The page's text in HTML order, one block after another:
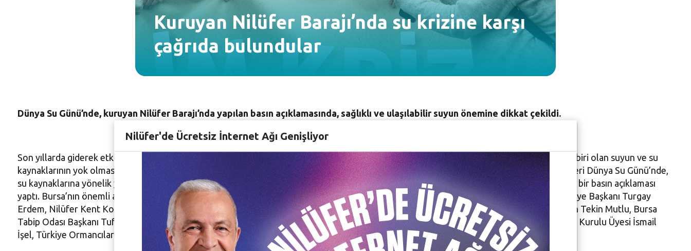
Kuruyan Nilüfer Barajı’nda su krizine karşı
çağrıda bulundular
Dünya Su Günü’nde, kuruyan Nilüfer Barajı’nda yapılan basın açıklamasında, sağlıklı ve ulaşılabilir suyun önemine dikkat çekildi.
Son yıllarda giderek etkisini gösteren iklim değişikliği, kuraklık ve vahşi su kullanımı, doğa ve canlı yaşamı için en temel gereksinimlerinden biri olan suyun ve su
kaynaklarının yok olmasının en önemli etkenlerinden biri haline geldi. Bursa’daki meslek odaları, sivil toplum örgütleri ile sendika temsilcileri Dünya Su Günü’nde,
su kaynaklarına yönelik yapılan yanlış uygulamalara dikkat çekerek, su kaynaklarının korunmasını bir kez daha gündeme getirmek için ortak bir basın açıklaması
yaptı. Bursa’nın önemli ancak kurumaya yüz tutmuş su kaynaklarından biri olan Nilüfer Barajı’nda yapılan basın açıklamasına, Nilüfer Belediye Başkanı Turgay
Erdem, Nilüfer Kent Konseyi Başkanı Neslihan Binbaş ile Genel Sekreter Emre Karagöz, TMMOB Kimya Mühendisleri Odası Başkanı Erkan Tekin Mutlu, Bursa
Tabip Odası Başkanı Tufan Kumaş, Doğader Başkanı Sedat Güler, Tarım Orkam Sen Bursa Şube Başkanı Fikret Gizir, Bursa Barosu Yönetim Kurulu Üyesi İsmail
İşel, Türkiye Ormancılar Derneği Bursa Temsilcisi Cemal Türeyen ile çevreciler katıldı.
Nilüfer'de Ücretsiz İnternet Ağı Genişliyor